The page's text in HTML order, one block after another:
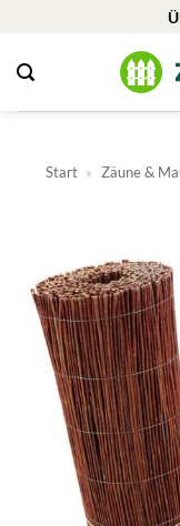
springen
Start » Zäune &